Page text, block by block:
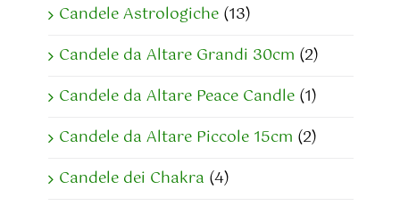
Candele Astrologiche (13)
Candele da Altare Grandi 30cm (2)
Candele da Altare Peace Candle (1)
Candele da Altare Piccole 15cm (2)
Candele dei Chakra (4)